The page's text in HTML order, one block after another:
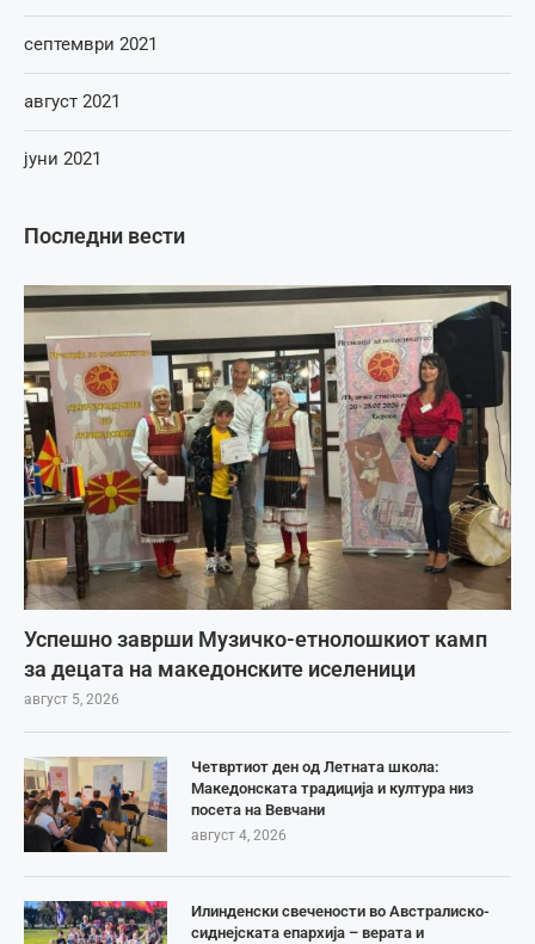
Последни вести
Успешно заврши Музичко-етнолошкиот камп
за децата на македонските иселеници
август 5, 2026
Четвртиот ден од Летната школа:
Македонската традиција и култура низ
посета на Вевчани
август 4, 2026
Илинденски свечености во Австралиско-
сиднејската епархија – верата и
септември 2021
август 2021
јуни 2021